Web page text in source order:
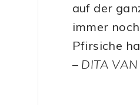
auf der
immer
Pfirsiche
– DITA VAN